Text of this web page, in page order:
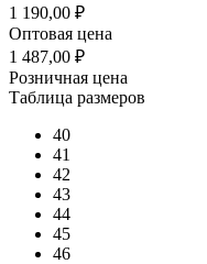
1 190,00 ₽
Оптовая цена
1 487,00 ₽
Розничная цена
Таблица размеров
40
41
42
43
44
45
46